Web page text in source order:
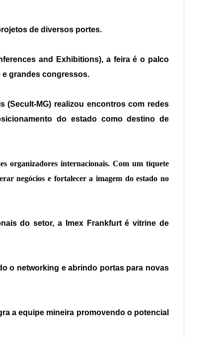
de diversos portes.
and Exhibitions), a feira é o palco
grandes congressos.
(Secult-MG) realizou encontros com redes
do estado como destino de
organizadores internacionais. Com um tíquete
negócios e fortalecer a imagem do estado no
do setor, a Imex Frankfurt é vitrine de
o networking e abrindo portas para novas
a equipe mineira promovendo o potencial